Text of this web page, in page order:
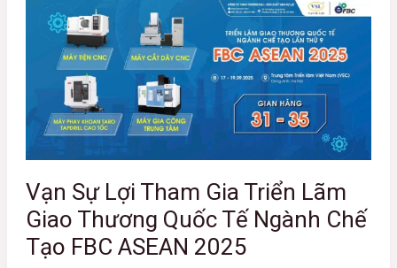
Vạn Sự Lợi Tham Gia Triển Lãm
Giao Thương Quốc Tế Ngành Chế
Tạo FBC ASEAN 2025
Giao
Thương
Quốc
Tế
Ngành
Chế
Tạo